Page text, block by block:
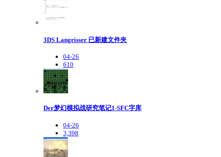
3DS Langrisser 已新建文件夹
04-26
610
Der梦幻模拟战研究笔记1-SFC字库
04-26
3,398